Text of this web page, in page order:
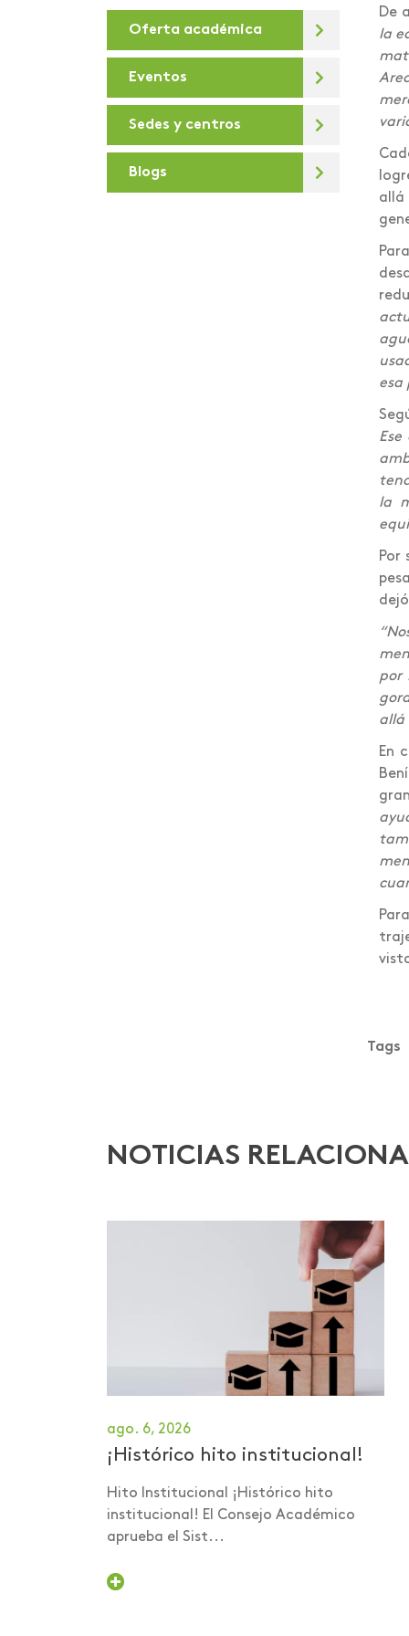
De la U
Debates virtuales
Deportes
Día de la sostenibilidad
Diálogos para la
Internacionalización
Investigaciones -
ScienceTubers
programa
Lanzamiento programa
Oferta académica
Eventos
Sedes y centros
Blogs
De
la
allá
esa
la
Por
por
allá
En
Tags
NOTICIAS
ago. 6, 2026
¡Histórico hito institucional!
Hito Institucional ¡Histórico hito
institucional! El Consejo Académico
aprueba el Sist...